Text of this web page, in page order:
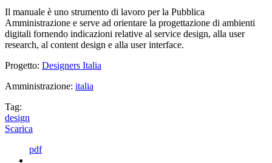
Il manuale è uno strumento di lavoro per la Pubblica
Amministrazione e serve ad orientare la progettazione di ambienti
digitali fornendo indicazioni relative al service design, alla user
research, al content design e alla user interface.
Progetto: Designers Italia
Amministrazione: italia
Tag:
design
Scarica
pdf